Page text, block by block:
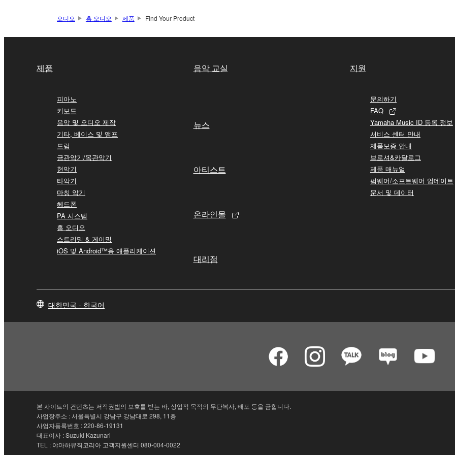
오디오 홈 오디오 제품 Find Your Product
제품
피아노
키보드
음악 및 오디오 제작
기타, 베이스 및 앰프
드럼
금관악기/목관악기
현악기
타악기
마칭 악기
헤드폰
PA 시스템
홈 오디오
스트리밍 & 게이밍
iOS 및 Android™용 애플리케이션
음악 교실
뉴스
아티스트
온라인몰
대리점
지원
문의하기
FAQ
Yamaha Music ID 등록 정보
서비스 센터 안내
제품보증 안내
브로셔&카달로그
제품 매뉴얼
펌웨어/소프트웨어 업데이트
문서 및 데이터
대한민국 - 한국어
본 사이트의 컨텐츠는 저작권법의 보호를 받는 바, 상업적 목적의 무단복사, 배포 등을 금합니다.
사업장주소 : 서울특별시 강남구 강남대로 298, 11층
사업자등록번호 : 220-86-19131
대표이사 : Suzuki Kazunari
TEL : 야마하뮤직코리아 고객지원센터 080-004-0022